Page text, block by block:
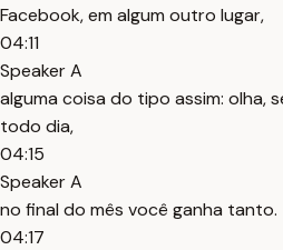
Facebook, em algum outro lugar,
04:11
Speaker A
alguma coisa do tipo assim: olha,
todo dia,
04:15
Speaker A
no final do mês você ganha tanto.
04:17